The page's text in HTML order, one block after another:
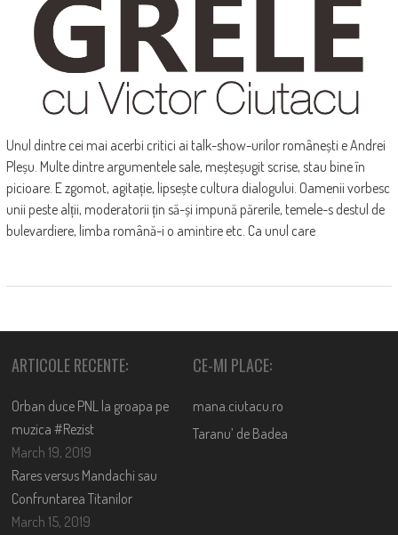
Unul dintre cei mai acerbi critici ai talk-show-urilor românești e Andrei
Pleșu. Multe dintre argumentele sale, meșteșugit scrise, stau bine în
picioare. E zgomot, agitație, lipsește cultura dialogului. Oamenii vorbesc
unii peste alții, moderatorii țin să-și impună părerile, temele-s destul de
bulevardiere, limba română-i o amintire etc. Ca unul care
ARTICOLE RECENTE:
Orban duce PNL la groapa pe
muzica #Rezist
March 19, 2019
Rares versus Mandachi sau
Confruntarea Titanilor
March 15, 2019
CE-MI PLACE:
mana.ciutacu.ro
Taranu’ de Badea